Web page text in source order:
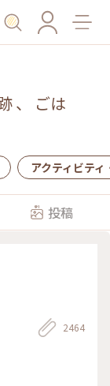
、
ごは
アクティビティ
投稿
2464